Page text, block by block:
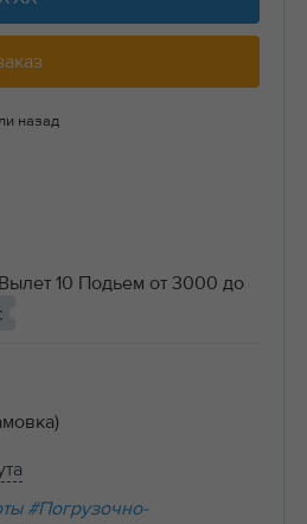
назад
10 Подьем от 3000 до
#Погрузочно-